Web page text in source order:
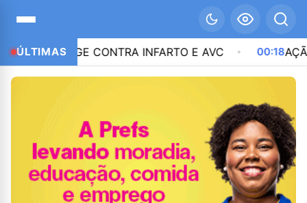
ÚLTIMAS
PROTEGE CONTRA INFARTO E AVC 00:18AÇÃO